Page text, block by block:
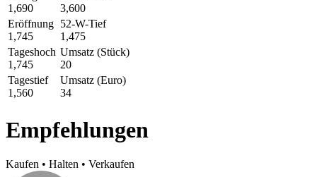
1,690
3,600
Eröffnung
1,745
52-W-Tief
1,475
Tageshoch
1,745
Umsatz (Stück)
20
Tagestief
1,560
Umsatz (Euro)
34
Empfehlungen
Kaufen • Halten • Verkaufen